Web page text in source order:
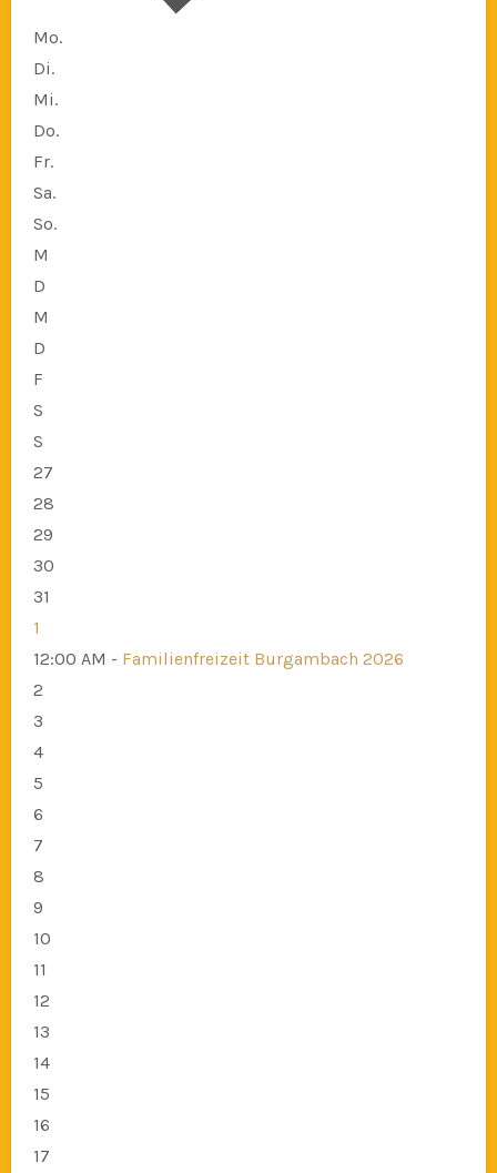
Mo.
Di.
Mi.
Do.
Fr.
Sa.
So.
M
D
M
D
F
S
S
27
28
29
30
31
1
12:00 AM - Familienfreizeit Burgambach 2026
2
3
4
5
6
7
8
9
10
11
12
13
14
15
16
17